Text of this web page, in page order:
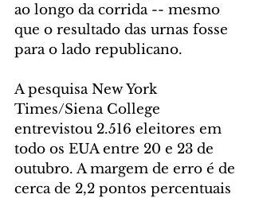
ao longo da corrida -- mesmo
que o resultado das urnas fosse
para o lado republicano.
A pesquisa New York
Times/Siena College
entrevistou 2.516 eleitores em
todo os EUA entre 20 e 23 de
outubro. A margem de erro é de
cerca de 2,2 pontos percentuais